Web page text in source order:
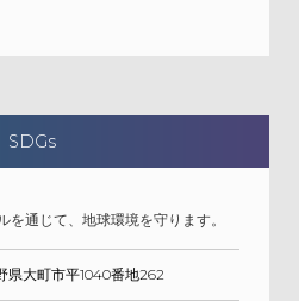
SDGs
通じて、地球環境を守ります。
県大町市平1040番地262